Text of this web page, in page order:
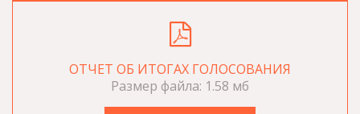
ОТЧЕТ ОБ ИТОГАХ ГОЛОСОВАНИЯ
Размер файла: 1.58 мб